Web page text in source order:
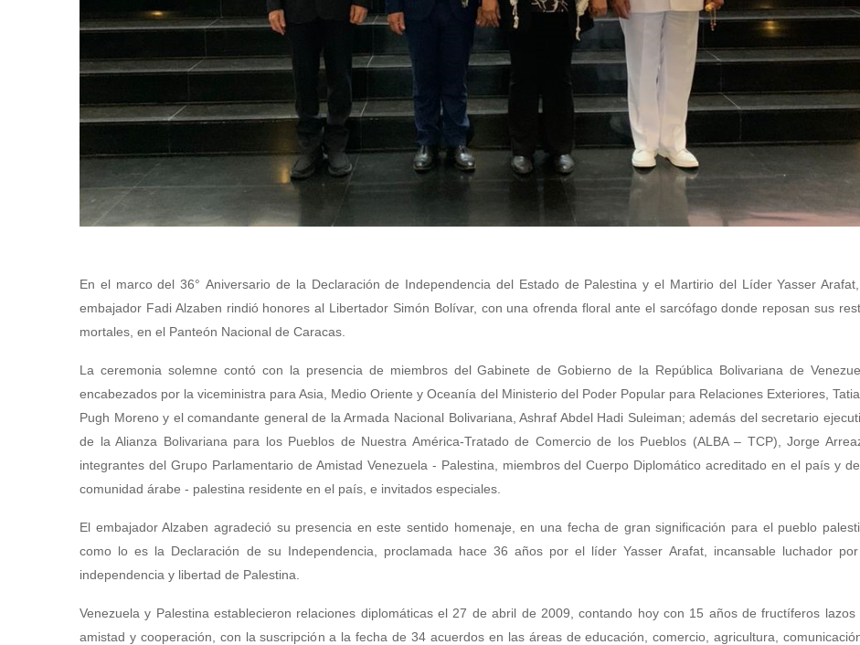
En el marco del 36° Aniversario de la Declaración de Independencia del Estado de Palestina y el Martirio del Líder Yasser
embajador Fadi Alzaben rindió honores al Libertador Simón Bolívar, con una ofrenda floral ante el sarcófago donde reposan sus
mortales, en el Panteón Nacional de Caracas.
La ceremonia solemne contó con la presencia de miembros del Gabinete de Gobierno de la República Bolivariana de
encabezados por la viceministra para Asia, Medio Oriente y Oceanía del Ministerio del Poder Popular para Relaciones Exteriores,
Pugh Moreno y el comandante general de la Armada Nacional Bolivariana, Ashraf Abdel Hadi Suleiman; además del secretario
de la Alianza Bolivariana para los Pueblos de Nuestra América-Tratado de Comercio de los Pueblos (ALBA – TCP), Jorge
integrantes del Grupo Parlamentario de Amistad Venezuela - Palestina, miembros del Cuerpo Diplomático acreditado en el país y
comunidad árabe - palestina residente en el país, e invitados especiales.
El embajador Alzaben agradeció su presencia en este sentido homenaje, en una fecha de gran significación para el pueblo
como lo es la Declaración de su Independencia, proclamada hace 36 años por el líder Yasser Arafat, incansable luchador
independencia y libertad de Palestina.
Venezuela y Palestina establecieron relaciones diplomáticas el 27 de abril de 2009, contando hoy con 15 años de fructíferos lazos
amistad y cooperación, con la suscripción a la fecha de 34 acuerdos en las áreas de educación, comercio, agricultura,